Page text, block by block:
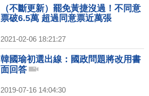
（不斷更新）罷免黃捷沒過！不同意
票破6.5萬 超過同意票近萬張
2021-02-06 18:21:27
韓國瑜初選出線：國政問題將改用書
面回答
2019-07-16 14:04:30